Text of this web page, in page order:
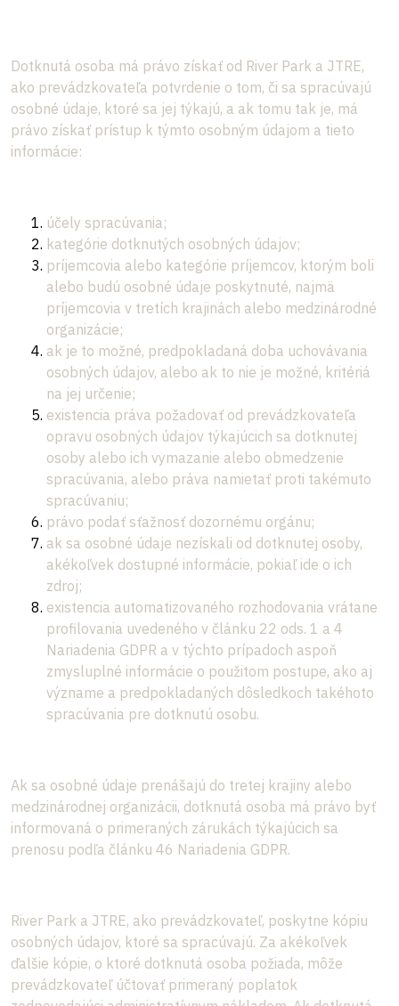
Dotknutá osoba má právo získať od River Park a JTRE,
ako prevádzkovateľa potvrdenie o tom, či sa spracúvajú
osobné údaje, ktoré sa jej týkajú, a ak tomu tak je, má
právo získať prístup k týmto osobným údajom a tieto
informácie:
účely spracúvania;
kategórie dotknutých osobných údajov;
príjemcovia alebo kategórie príjemcov, ktorým boli
alebo budú osobné údaje poskytnuté, najmä
príjemcovia v tretích krajinách alebo medzinárodné
organizácie;
ak je to možné, predpokladaná doba uchovávania
osobných údajov, alebo ak to nie je možné, kritériá
na jej určenie;
existencia práva požadovať od prevádzkovateľa
opravu osobných údajov týkajúcich sa dotknutej
osoby alebo ich vymazanie alebo obmedzenie
spracúvania, alebo práva namietať proti takémuto
spracúvaniu;
právo podať sťažnosť dozornému orgánu;
ak sa osobné údaje nezískali od dotknutej osoby,
akékoľvek dostupné informácie, pokiaľ ide o ich
zdroj;
existencia automatizovaného rozhodovania vrátane
profilovania uvedeného v článku 22 ods. 1 a 4
Nariadenia GDPR a v týchto prípadoch aspoň
zmysluplné informácie o použitom postupe, ako aj
význame a predpokladaných dôsledkoch takéhoto
spracúvania pre dotknutú osobu.
Ak sa osobné údaje prenášajú do tretej krajiny alebo
medzinárodnej organizácii, dotknutá osoba má právo byť
informovaná o primeraných zárukách týkajúcich sa
prenosu podľa článku 46 Nariadenia GDPR.
River Park a JTRE, ako prevádzkovateľ, poskytne kópiu
osobných údajov, ktoré sa spracúvajú. Za akékoľvek
ďalšie kópie, o ktoré dotknutá osoba požiada, môže
prevádzkovateľ účtovať primeraný poplatok